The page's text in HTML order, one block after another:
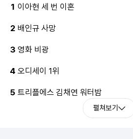
1 이아현 세 번 이혼
2 배인규 사망
3 영화 비광
4 오디세이 1위
5 트리플에스 김채연 워터밤
펼쳐보기